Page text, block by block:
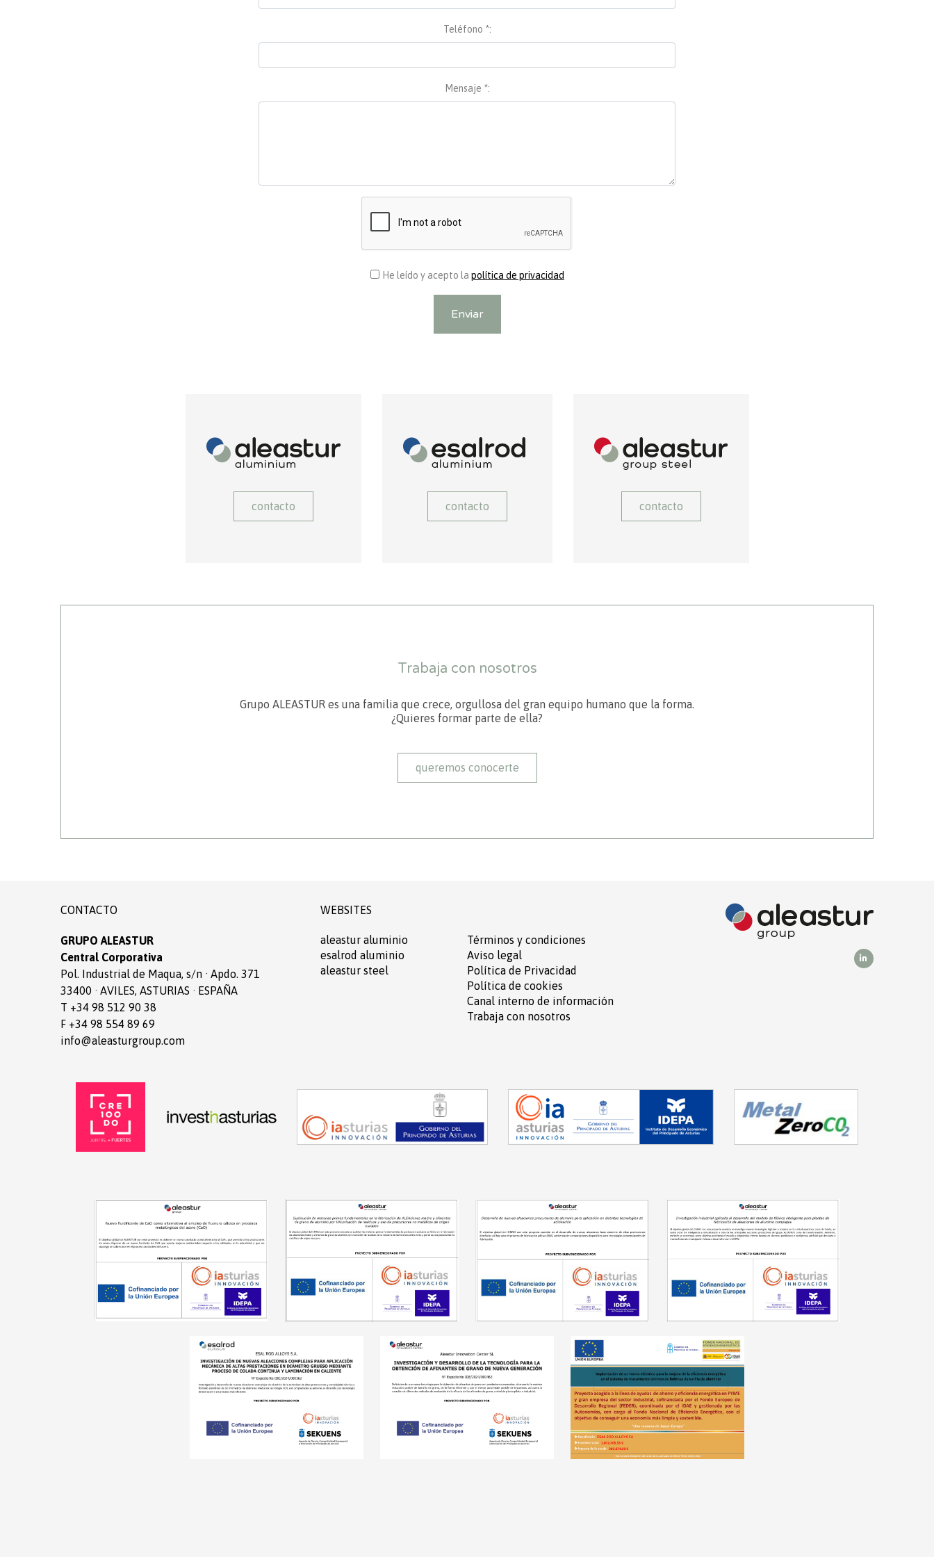
Teléfono *:
Mensaje *:
He leído y acepto la política de privacidad
Enviar
contacto contacto contacto
Trabaja con nosotros
Grupo ALEASTUR es una familia que crece, orgullosa del gran equipo humano que la forma.
¿Quieres formar parte de ella?
queremos conocerte
CONTACTO
GRUPO ALEASTUR
Central Corporativa
Pol. Industrial de Maqua, s/n · Apdo. 371
33400 · AVILES, ASTURIAS · ESPAÑA
T +34 98 512 90 38
F +34 98 554 89 69
info@aleasturgroup.com
WEBSITES
aleastur aluminio
esalrod aluminio
aleastur steel
Términos y condiciones
Aviso legal
Política de Privacidad
Política de cookies
Canal interno de información
Trabaja con nosotros